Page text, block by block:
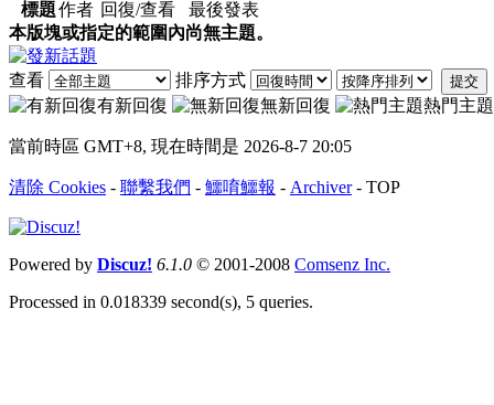
標題作者 回復/查看
最後發表
本版塊或指定的範圍內尚無主題。
查看 排序方式 提交
有新回復 無新回復 熱門主題
當前時區 GMT+8, 現在時間是 2026-8-7 20:05
清除 Cookies - 聯繫我們 - 鱷唷鱷報 - Archiver- TOP
Powered by Discuz! 6.1.0 © 2001-2008 Comsenz Inc.
Processed in 0.018339 second(s), 5 queries.